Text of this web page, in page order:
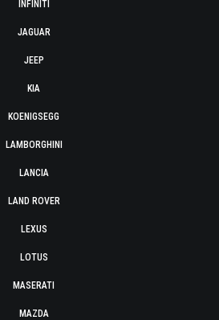
INFINITI
JAGUAR
JEEP
KIA
KOENIGSEGG
LAMBORGHINI
LANCIA
LAND ROVER
LEXUS
LOTUS
MASERATI
MAZDA